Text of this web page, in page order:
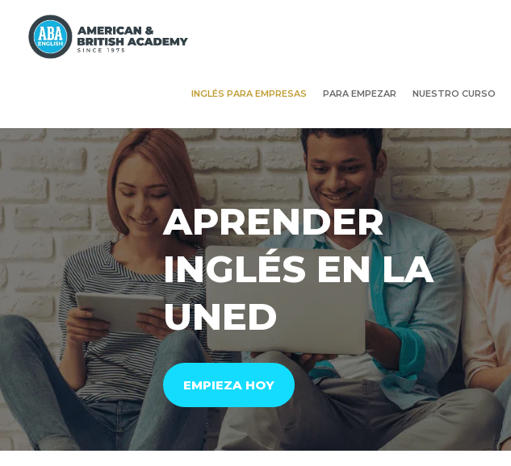
INGLÉS PARA EMPRESAS PARA EMPEZAR NUESTRO CURSO
APRENDER
INGLÉS EN LA
UNED
EMPIEZA HOY